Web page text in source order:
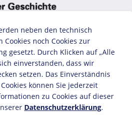
neben den technisch
noch Cookies zur
gesetzt. Durch Klicken auf „Alle
einverstanden, dass wir
setzen. Das Einverständnis
können Sie jederzeit
zu Cookies auf dieser
Datenschutzerklärung.